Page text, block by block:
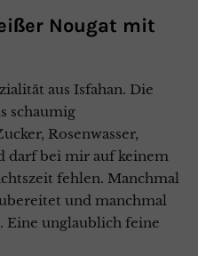
Nougat mit
aus Isfahan. Die
schaumig
Rosenwasser,
darf bei mir auf keinem
fehlen. Manchmal
und manchmal
Eine unglaublich feine